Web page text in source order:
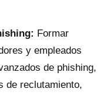
Formar
y empleados
de phishing,
de reclutamiento,